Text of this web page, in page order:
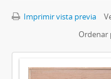
Imprimir vista previa
Ordenar